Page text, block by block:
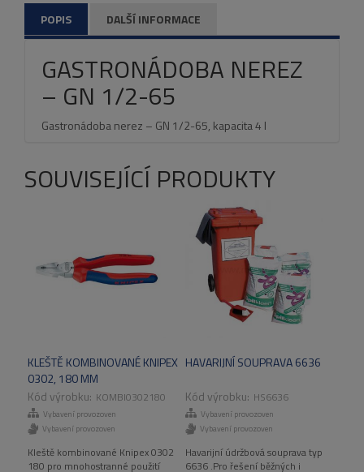
POPIS DALŠÍ INFORMACE
GASTRONÁDOBA NEREZ
– GN 1/2-65
Gastronádoba nerez – GN 1/2-65, kapacita 4 l
SOUVISEJÍCÍ PRODUKTY
KLEŠTĚ KOMBINOVANÉ KNIPEX
0302, 180 MM
KOMBI0302180
Vybavení provozoven
Vybavení provozoven
Kleště kombinované Knipex 0302
180 pro mnohostranné použití
HAVARIJNÍ SOUPRAVA 6636
HS6636
Vybavení provozoven
Vybavení provozoven
Havarijní údržbová souprava typ
6636 .Pro řešení běžných i